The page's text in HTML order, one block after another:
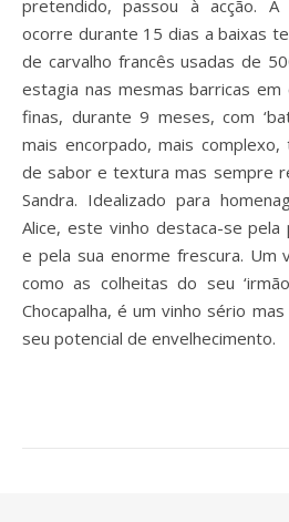
pretendido, passou à acção. A
ocorre durante 15 dias a baixas
de carvalho francês usadas de
estagia nas mesmas barricas
finas, durante 9 meses, com
mais encorpado, mais
de sabor e textura mas sempre
Sandra. Idealizado para
Alice, este vinho destaca-se pela
e pela sua enorme frescura. Um
como as colheitas do seu
Chocapalha, é um vinho sério
seu potencial de envelhecimento.